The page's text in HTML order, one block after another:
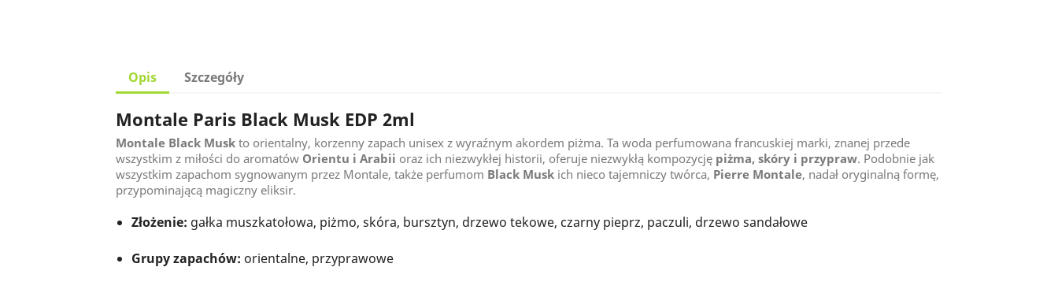
Opis Szczegóły
Montale Paris Black Musk EDP 2ml
Montale Black Musk to orientalny, korzenny zapach unisex z wyraźnym akordem piżma. Ta woda perfumowana francuskiej marki, znanej przede
wszystkim z miłości do aromatów Orientu i Arabii oraz ich niezwykłej historii, oferuje niezwykłą kompozycję piżma, skóry i przypraw. Podobnie jak
wszystkim zapachom sygnowanym przez Montale, także perfumom Black Musk ich nieco tajemniczy twórca, Pierre Montale, nadał oryginalną formę,
przypominającą magiczny eliksir.
Złożenie: gałka muszkatołowa, piżmo, skóra, bursztyn, drzewo tekowe, czarny pieprz, paczuli, drzewo sandałowe
Grupy zapachów: orientalne, przyprawowe